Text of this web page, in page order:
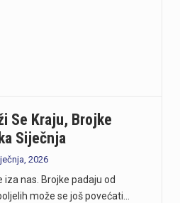
Se Kraju, Brojke
Siječnja
2026
nas. Brojke padaju od
može se još povećati…